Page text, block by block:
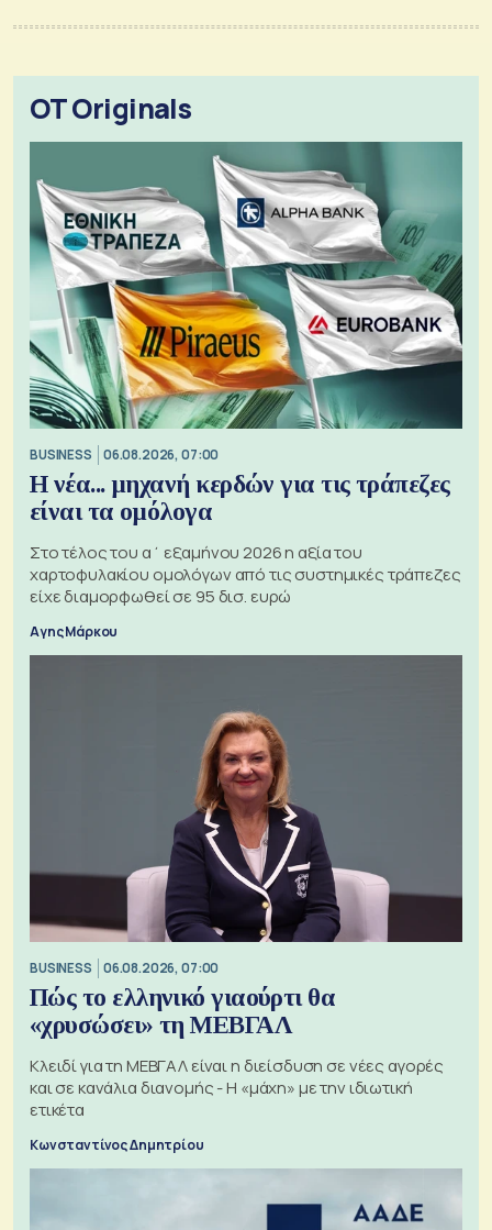
OT Originals
BUSINESS 06.08.2026, 07:00
Η νέα... μηχανή κερδών για τις τράπεζες
είναι τα ομόλογα
Στο τέλος του α΄ εξαμήνου 2026 η αξία του
χαρτοφυλακίου ομολόγων από τις συστημικές τράπεζες
είχε διαμορφωθεί σε 95 δισ. ευρώ
Αγης Μάρκου
BUSINESS 06.08.2026, 07:00
Πώς το ελληνικό γιαούρτι θα
«χρυσώσει» τη ΜΕΒΓΑΛ
Κλειδί για τη ΜΕΒΓΑΛ είναι η διείσδυση σε νέες αγορές
και σε κανάλια διανομής - Η «μάχη» με την ιδιωτική
ετικέτα
Κωνσταντίνος Δημητρίου